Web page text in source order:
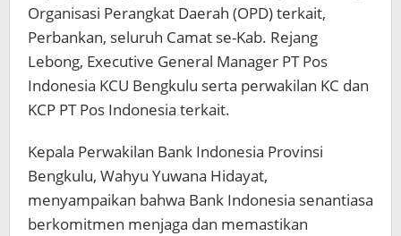
Organisasi Perangkat Daerah (OPD) terkait,
Perbankan, seluruh Camat se-Kab. Rejang
Lebong, Executive General Manager PT Pos
Indonesia KCU Bengkulu serta perwakilan KC dan
KCP PT Pos Indonesia terkait.
Kepala Perwakilan Bank Indonesia Provinsi
Bengkulu, Wahyu Yuwana Hidayat,
menyampaikan bahwa Bank Indonesia senantiasa
berkomitmen menjaga dan memastikan